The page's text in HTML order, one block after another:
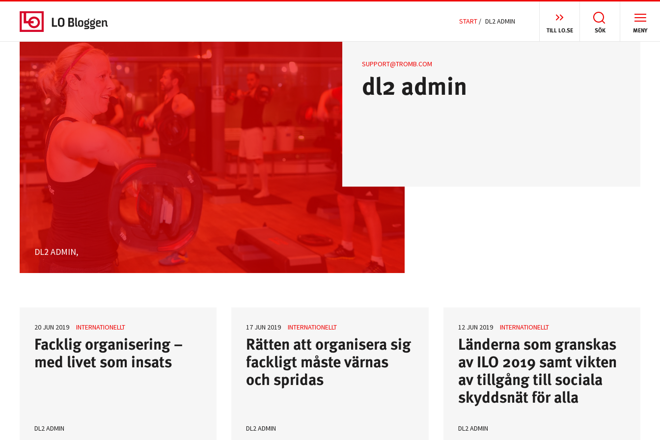
TILL LO.SE SÖK MENY
Avtal löner & arbetsrätt »
Ekonomisk politik »
START / DL2 ADMIN
DL2 ADMIN,
SUPPORT@TROMB.COM
dl2 admin
20 JUN 2019 INTERNATIONELLT
Facklig organisering –
med livet som insats
DL2 ADMIN
17 JUN 2019 INTERNATIONELLT
Rätten att organisera sig
fackligt måste värnas
och spridas
DL2 ADMIN
12 JUN 2019 INTERNATIONELLT
Länderna som granskas
av ILO 2019 samt vikten
av tillgång till sociala
skyddsnät för alla
DL2 ADMIN